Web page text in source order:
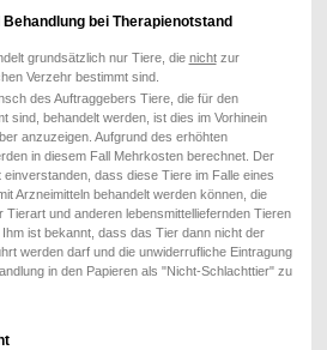
bei Therapienotstand
grundsätzlich nur Tiere, die nichtzur
Verzehr bestimmt sind.
des Auftraggebers Tiere, die für den
sind, behandelt werden, ist dies im Vorhinein
anzuzeigen. Aufgrund des erhöhten
in diesem Fall Mehrkosten berechnet. Der
dass diese Tiere im Falle eines
Arzneimitteln behandelt werden können, die
Tierart und anderen lebensmittelliefernden Tieren
ist bekannt, dass das Tier dann nicht der
werden darf und die unwiderrufliche Eintragung
in den Papieren als "Nicht-Schlachttier" zu